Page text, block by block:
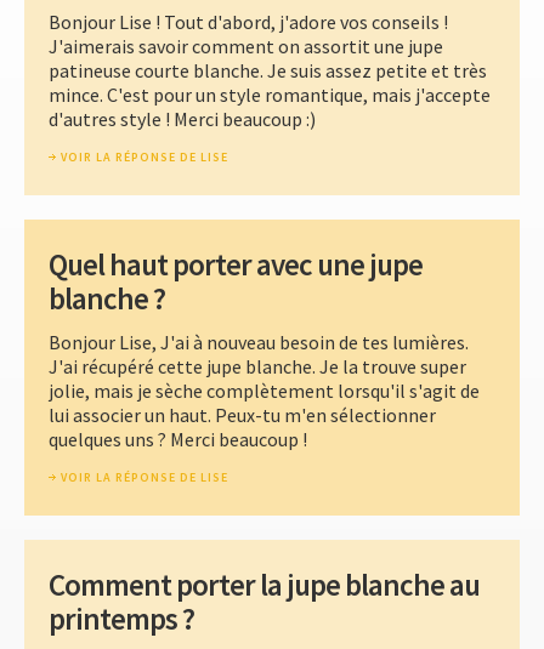
Bonjour Lise ! Tout d'abord, j'adore vos conseils !
J'aimerais savoir comment on assortit une jupe
patineuse courte blanche. Je suis assez petite et très
mince. C'est pour un style romantique, mais j'accepte
d'autres style ! Merci beaucoup :)
VOIR LA RÉPONSE DE LISE
Quel haut porter avec une jupe
blanche ?
Bonjour Lise, J'ai à nouveau besoin de tes lumières.
J'ai récupéré cette jupe blanche. Je la trouve super
jolie, mais je sèche complètement lorsqu'il s'agit de
lui associer un haut. Peux-tu m'en sélectionner
quelques uns ? Merci beaucoup !
VOIR LA RÉPONSE DE LISE
Comment porter la jupe blanche au
printemps ?